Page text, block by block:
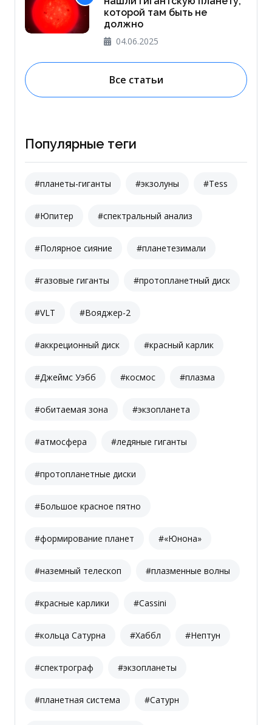
которой там быть не
должно
04.06.2025
Все статьи
Популярные теги
#планеты-гиганты #экзолуны #Tess
#Юпитер #спектральный анализ
#Полярное сияние #планетезимали
#газовые гиганты #протопланетный диск
#VLT #Вояджер-2
#аккреционный диск #красный карлик
#Джеймс Уэбб #космос #плазма
#обитаемая зона #экзопланета
#атмосфера #ледяные гиганты
#протопланетные диски
#Большое красное пятно
#формирование планет #«Юнона»
#наземный телескоп #плазменные волны
#красные карлики #Cassini
#кольца Сатурна #Хаббл #Нептун
#спектрограф #экзопланеты
#планетная система #Сатурн